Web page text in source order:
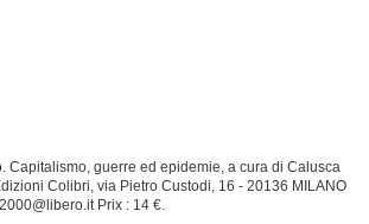
Capitalismo, guerre ed epidemie, a cura di Calusca
Colibri, via Pietro Custodi, 16 - 20136 MILANO
Prix : 14 €.